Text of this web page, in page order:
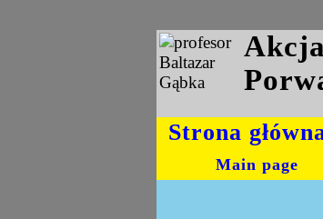
Strona
Main page